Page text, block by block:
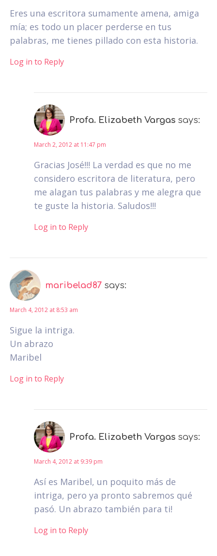
Eres una escritora sumamente amena, amiga
mía; es todo un placer perderse en tus
palabras, me tienes pillado con esta historia.
Log in to Reply
Profa. Elizabeth Vargas says:
March 2, 2012 at 11:47 pm
Gracias José!!! La verdad es que no me
considero escritora de literatura, pero
me alagan tus palabras y me alegra que
te guste la historia. Saludos!!!
Log in to Reply
maribelad87 says:
March 4, 2012 at 8:53 am
Sigue la intriga.
Un abrazo
Maribel
Log in to Reply
Profa. Elizabeth Vargas says:
March 4, 2012 at 9:39 pm
Así es Maribel, un poquito más de
intriga, pero ya pronto sabremos qué
pasó. Un abrazo también para ti!
Log in to Reply